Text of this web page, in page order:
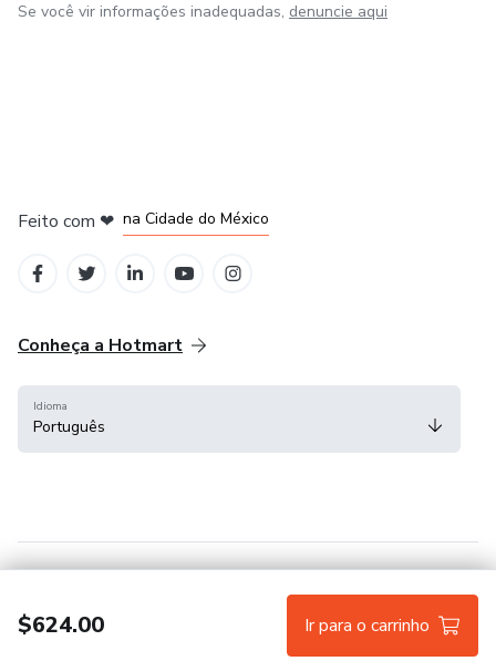
$624.00 Ir para o carrinho
Se você vir informações inadequadas, denuncie aqui
Feito com ❤ na Cidade do México
Conheça a Hotmart
Idioma
Português
Hotmart — 2011-2026 © Todos os direitos reservados.